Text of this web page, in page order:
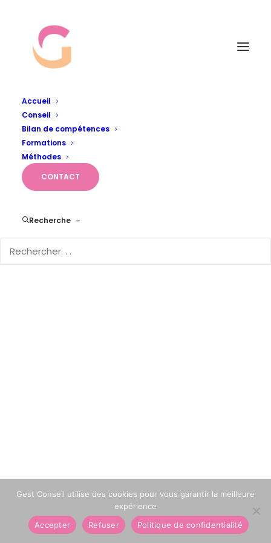
Accueil
Conseil
Bilan de compétences
Formations
Méthodes
CONTACT
Recherche
Accueil
Gest Conseil utilise des cookies pour vous garantir la meilleure
expérience
Accepter
Refuser Politique de confidentialité